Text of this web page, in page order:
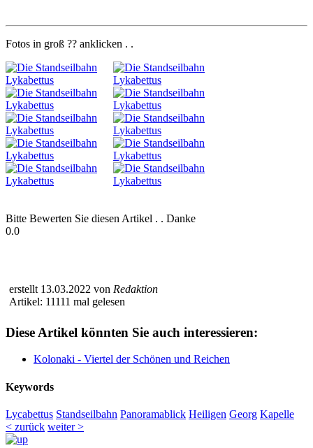
Fotos in groß ?? anklicken . .
Bitte Bewerten Sie diesen Artikel . . Danke
0.0
erstellt 13.03.2022 von Redaktion
Artikel: 11111 mal gelesen
Diese Artikel könnten Sie auch interessieren:
Kolonaki - Viertel der Schönen und Reichen
Keywords
Lycabettus Standseilbahn Panoramablick Heiligen Georg Kapelle
< zurück weiter >